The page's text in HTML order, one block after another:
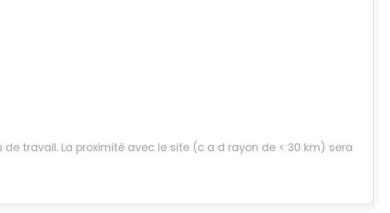
travail. La proximité avec le site (c a d rayon de < 30 km) sera